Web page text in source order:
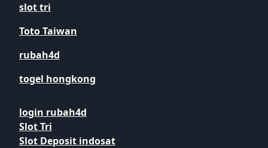
slot tri
Toto Taiwan
rubah4d
togel hongkong
login rubah4d
Slot Tri
Slot Deposit indosat